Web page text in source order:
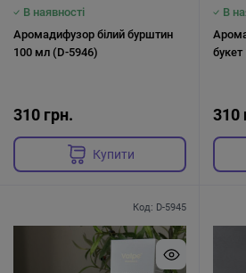
В наявності
Аромадифузор білий бурштин
100 мл (D-5946)
310 грн.
Купити
В
310
Код: D-5945